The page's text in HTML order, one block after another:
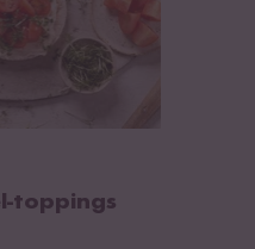
toppings